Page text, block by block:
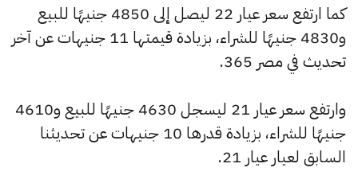
كما ارتفع سعر عيار 22 ليصل إلى 4850 جنيهًا للبيع
و4830 جنيهًا للشراء، بزيادة قيمتها 11 جنيهات عن آخر
تحديث في مصر 365.
وارتفع سعر عيار 21 ليسجل 4630 جنيهًا للبيع و4610
جنيهًا للشراء، بزيادة قدرها 10 جنيهات عن تحديثنا
السابق لعيار عيار 21.